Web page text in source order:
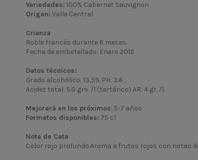
Variedades: 100% Cabernet Sauvignon
Origen: Valle Central
Crianza
Roble francés durante 6 meses.
Fecha de embotellado: Enero 2012
Datos técnicos:
Grado alcohólico: 13,5% PH: 3.6 ,
Acidez total: 5.0 grs. /l (tartárico) AR: 4 gr. /l.
Mejorará en los próximos: 5-7 años
Formatos disponibles: 75 cl
Nota de Cata
Color rojo profundo.Aroma a frutos rojos con notas